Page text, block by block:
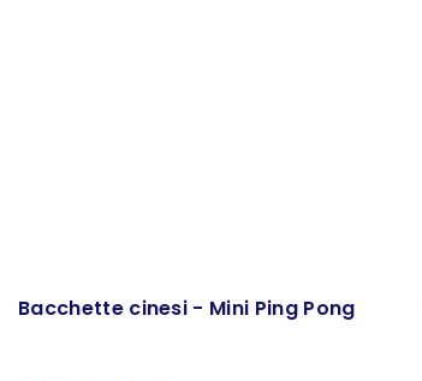
Bacchette cinesi - Mini Ping Pong